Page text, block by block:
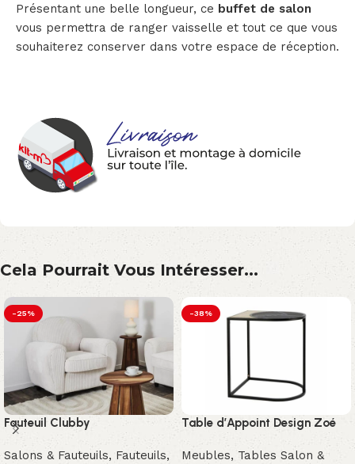
Présentant une belle longueur, ce buffet de salon
vous permettra de ranger vaisselle et tout ce que vous
souhaiterez conserver dans votre espace de réception.
Cela Pourrait Vous Intéresser...
-25%
Fauteuil Clubby
Salons & Fauteuils, Fauteuils,
-38%
Table d’Appoint Design Zoé
Meubles, Tables Salon &